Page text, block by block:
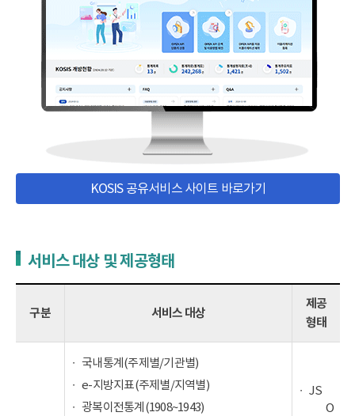
KOSIS 공유서비스 사이트 바로가기
서비스 대상 및 제공형태
구분 서비스 대상
제공
형태
국내통계(주제별/기관별)
e-지방지표(주제별/지역별)
광복이전통계(1908~1943)
JS
O